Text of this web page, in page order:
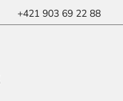
+421 903 69 22 88